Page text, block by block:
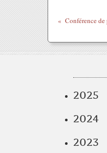
2025
2024
2023